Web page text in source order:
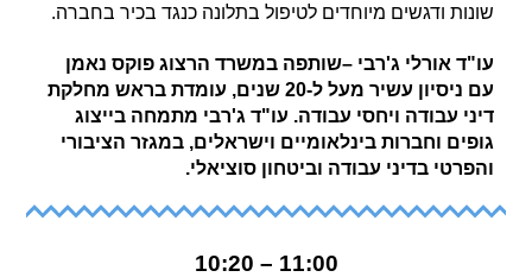
שונות ודגשים מיוחדים לטיפול בתלונה כנגד בכיר בחברה.
עו"ד אורלי ג'רבי –שותפה במשרד הרצוג פוקס נאמן
עם ניסיון עשיר מעל ל-20 שנים, עומדת בראש מחלקת
דיני עבודה ויחסי עבודה. עו"ד ג'רבי מתמחה בייצוג
גופים וחברות בינלאומיים וישראלים, במגזר הציבורי
והפרטי בדיני עבודה וביטחון סוציאלי.
11:00 – 10:20